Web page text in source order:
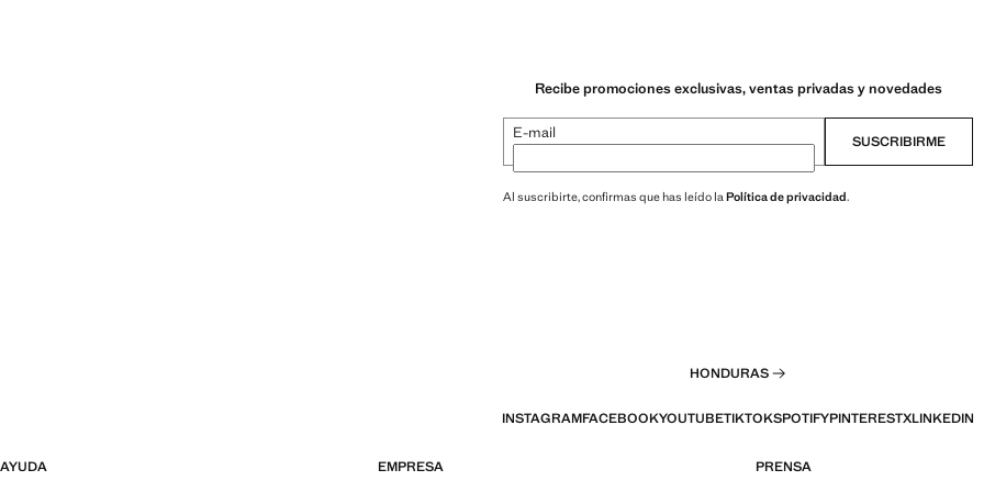
Recibe promociones exclusivas, ventas privadas y novedades
E-mail SUSCRIBIRME
Al suscribirte, confirmas que has leído laPolítica de privacidad.
HONDURAS
INSTAGRAMFACEBOOKYOUTUBETIKTOKSPOTIFYPINTERESTXLINKEDIN
AYUDA EMPRESA PRENSA